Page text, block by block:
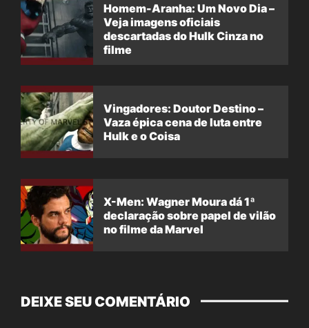
Homem-Aranha: Um Novo Dia –
Veja imagens oficiais
descartadas do Hulk Cinza no
filme
Vingadores: Doutor Destino –
Vaza épica cena de luta entre
Hulk e o Coisa
X-Men: Wagner Moura dá 1ª
declaração sobre papel de vilão
no filme da Marvel
DEIXE SEU COMENTÁRIO